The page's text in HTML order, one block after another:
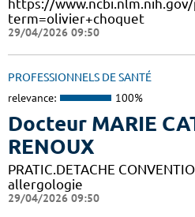
https://
term=olivier+choquet
29/04/2026 09:50
PROFESSIONNELS DE SANTÉ
relevance: 100%
Docteur MARIE
RENOUX
PRATIC.DETACHE
allergologie
29/04/2026 09:50